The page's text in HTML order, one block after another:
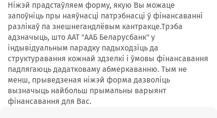
Ніжэй прадстаўляем форму, якую Вы можаце
запоўніць пры наяўнасці патрэбнасці ў фінансаванні
разлікаў па знешнегандлёвым кантракце.Трэба
адзначыць, што ААТ "ААБ Беларусбанк" у
індывідуальным парадку падыходзіць да
структуравання кожнай здзелкі і ўмовы фінансавання
падлягаюць дадатковаму абмеркаванню. Тым не
менш, прыведзеная ніжэй форма дазволіць
вызначыць найбольш прымальны варыянт
фінансавання для Вас.